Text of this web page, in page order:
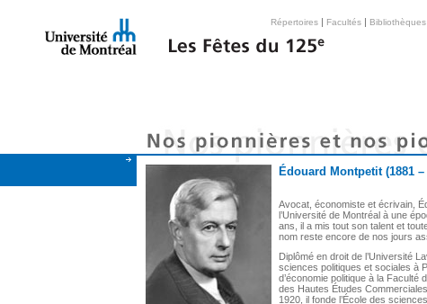
Répertoires | Facultés | Bibliothèques
Édouard Montpetit (1881 –
Avocat, économiste et écrivain,
l’Université de Montréal à une
ans, il a mis tout son talent et
nom reste encore de nos jours
Diplômé en droit de l’Université
sciences politiques et sociales à
d’économie politique à la Faculté
des Hautes Études
1920, il fonde l’École des